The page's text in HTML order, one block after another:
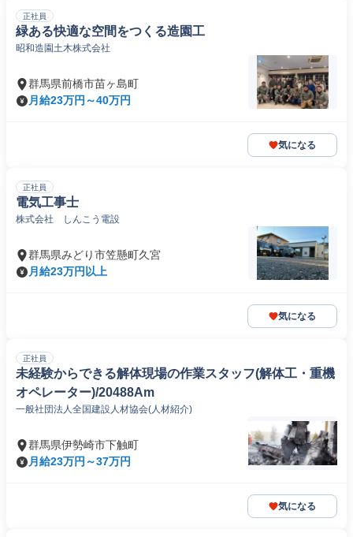
正社員
緑ある快適な空間をつくる造園工
昭和造園土木株式会社
群馬県前橋市苗ヶ島町
月給23万円～40万円
気になる
正社員
電気工事士
株式会社 しんこう電設
群馬県みどり市笠懸町久宮
月給23万円以上
気になる
正社員
未経験からできる解体現場の作業スタッフ(解体工・重機
オペレーター)/20488Am
一般社団法人全国建設人材協会(人材紹介)
群馬県伊勢崎市下触町
月給23万円～37万円
気になる